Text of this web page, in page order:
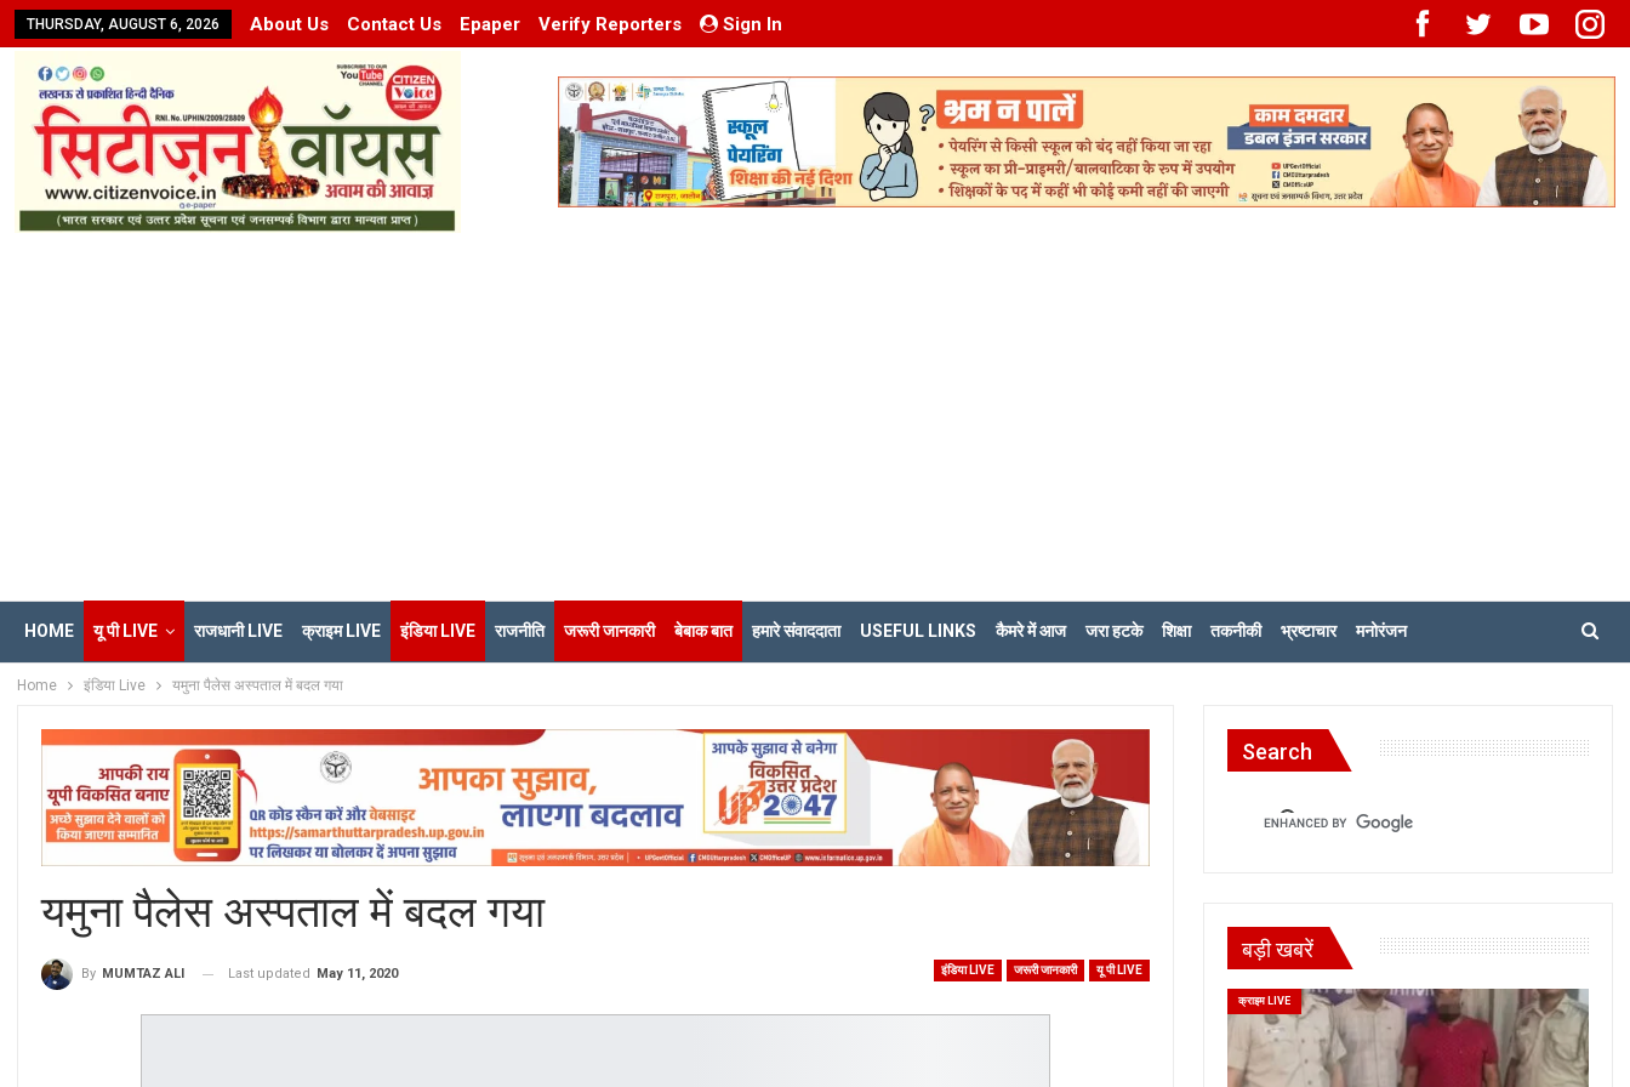
THURSDAY, AUGUST 6, 2026 About Us Contact Us Epaper Verify Reporters Sign In
HOME यू पी LIVE राजधानी LIVE क्राइम LIVE इंडिया LIVE राजनीति जरूरी जानकारी बेबाक बात हमारे संवाददाता USEFUL LINKS कैमरे में आज जरा हटके शिक्षा तकनीकी भ्रष्टाचार मनोरंजन
Home इंडिया Live यमुना पैलेस अस्पताल में बदल गया
यमुना पैलेस अस्पताल में बदल गया
इंडिया LIVE जरूरी जानकारी यू पी LIVE
By MUMTAZ ALI Last updated May 11, 2020
Search
बड़ी खबरें
क्राइम LIVE